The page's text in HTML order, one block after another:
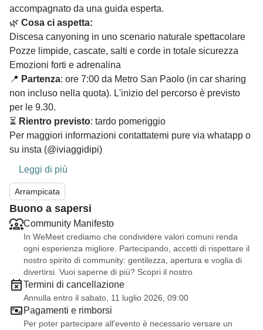
accompagnato da una guida esperta.
🌿 Cosa ci aspetta:
Discesa canyoning in uno scenario naturale spettacolare
Pozze limpide, cascate, salti e corde in totale sicurezza
Emozioni forti e adrenalina
📍 Partenza: ore 7:00 da Metro San Paolo (in car sharing
non incluso nella quota). L'inizio del percorso è previsto
per le 9.30.
⏳ Rientro previsto: tardo pomeriggio
Per maggiori informazioni contattatemi pure via whatapp o
su insta (@iviaggidipi)
Leggi di più
Arrampicata
Buono a sapersi
Community Manifesto
In WeMeet crediamo che condividere valori comuni renda
ogni esperienza migliore. Partecipando, accetti di rispettare il
nostro spirito di community: gentilezza, apertura e voglia di
divertirsi. Vuoi saperne di più? Scopri il nostro
Termini di cancellazione
Annulla entro il sabato, 11 luglio 2026, 09:00
Pagamenti e rimborsi
Per poter partecipare all'evento è necessario versare un